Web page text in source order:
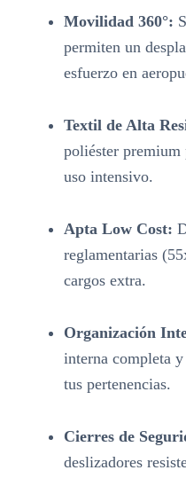
Movilidad 360°:
permiten un
esfuerzo en
Textil de Alta
poliéster premium
uso intensivo.
Apta Low Cost:
reglamentarias
cargos extra.
Organización
interna completa
tus pertenencias.
Cierres de
deslizadores